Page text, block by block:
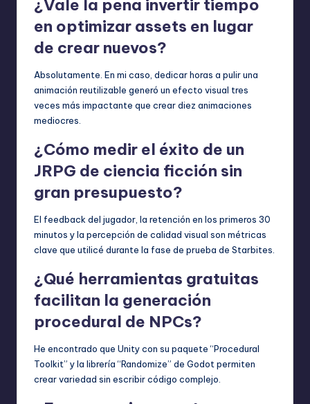
¿Vale la pena invertir tiempo
en optimizar assets en lugar
de crear nuevos?
Absolutamente. En mi caso, dedicar horas a pulir una
animación reutilizable generó un efecto visual tres
veces más impactante que crear diez animaciones
mediocres.
¿Cómo medir el éxito de un
JRPG de ciencia ficción sin
gran presupuesto?
El feedback del jugador, la retención en los primeros 30
minutos y la percepción de calidad visual son métricas
clave que utilicé durante la fase de prueba de Starbites.
¿Qué herramientas gratuitas
facilitan la generación
procedural de NPCs?
He encontrado que Unity con su paquete “Procedural
Toolkit” y la librería “Randomize” de Godot permiten
crear variedad sin escribir código complejo.